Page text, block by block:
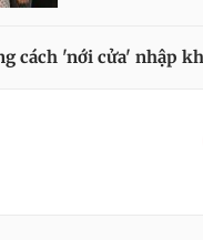
cách 'nới cửa' nhập